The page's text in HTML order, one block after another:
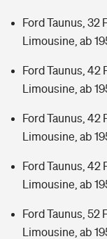
Ford Taunus, 32
Limousine, ab
Ford Taunus, 42
Limousine, ab
Ford Taunus, 42
Limousine, ab
Ford Taunus, 42
Limousine, ab
Ford Taunus, 52
Limousine, ab